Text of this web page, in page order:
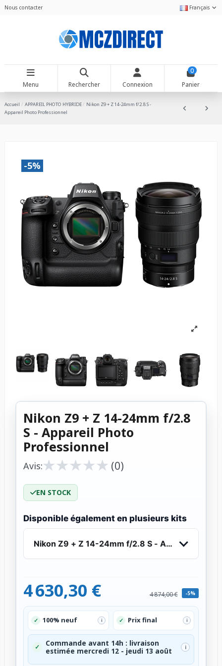
Nous contacter Français
Menu Rechercher Connexion
0
Panier
Accueil APPAREIL PHOTO HYBRIDE
Nikon Z9 + Z 14-24mm f/2.8 S -
Appareil Photo Professionnel
-5%
Nikon Z9 + Z 14-24mm f/2.8
S - Appareil Photo
Professionnel
Avis:★
★★
★★
★★
★★
★ (0)
EN STOCK
Disponible également en plusieurs kits
Nikon Z9 + Z 14-24mm f/2.8 S - Appareil Photo
4 630,30 € 4 874,00 € -5%
✓ 100% neuf i ✓ Prix final i
✓
Commande avant 14h : livraison
estimée mercredi 12 - jeudi 13 août
i